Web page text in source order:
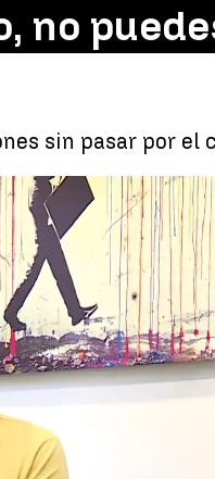
no
sin pasar por el
y los videojuegos se